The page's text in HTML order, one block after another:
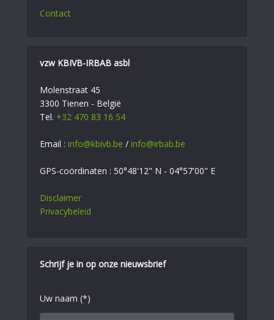
Contact
vzw KBIVB-IRBAB asbl
Molenstraat 45
3300 Tienen - België
Tel. +32 470 83 16 54
Email : info@kbivb.be / info@irbab.be
GPS-coördinaten : 50°48'12" N - 04°57'00" E
Disclaimer
Privacybeleid
Schrijf je in op onze nieuwsbrief
Uw naam (*)